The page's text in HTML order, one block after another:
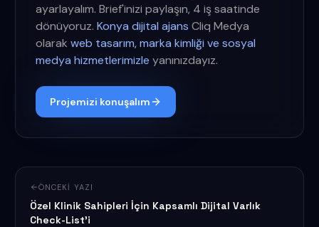
ayarlayalım. Brief'inizi paylaşın, 4 iş saatinde
dönüyoruz. Konya dijital ajans Cliq Medya
olarak web tasarım, marka kimliği ve sosyal
medya hizmetlerimizle yanınızdayız.
Projemizi konuşalım
ÖNCEKI YAZI
Özel Klinik Sahipleri İçin Kapsamlı Dijital Varlık
Check-List'i